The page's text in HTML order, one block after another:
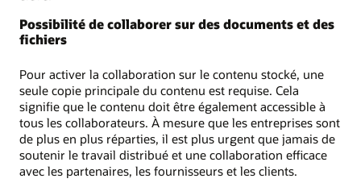
Possibilité de collaborer sur des documents et des
fichiers
Pour activer la collaboration sur le contenu stocké, une
seule copie principale du contenu est requise. Cela
signifie que le contenu doit être également accessible à
tous les collaborateurs. À mesure que les entreprises sont
de plus en plus réparties, il est plus urgent que jamais de
soutenir le travail distribué et une collaboration efficace
avec les partenaires, les fournisseurs et les clients.